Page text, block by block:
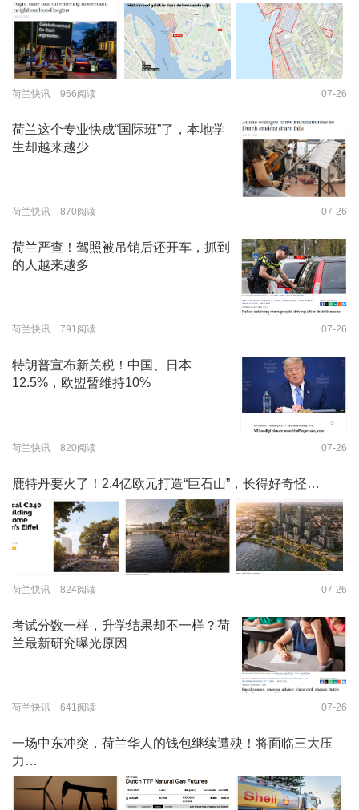
荷兰快讯 966阅读 07-26
荷兰这个专业快成“国际班”了，本地学
生却越来越少
荷兰快讯 870阅读 07-26
荷兰严查！驾照被吊销后还开车，抓到
的人越来越多
荷兰快讯 791阅读 07-26
特朗普宣布新关税！中国、日本
12.5%，欧盟暂维持10%
荷兰快讯 820阅读 07-26
鹿特丹要火了！2.4亿欧元打造“巨石山”，长得好奇怪…
荷兰快讯 824阅读 07-26
考试分数一样，升学结果却不一样？荷
兰最新研究曝光原因
荷兰快讯 641阅读 07-26
一场中东冲突，荷兰华人的钱包继续遭殃！将面临三大压
力…